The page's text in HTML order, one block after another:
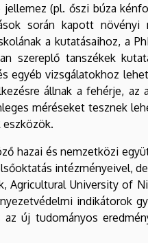
(pl. őszi búza
során kapott
a kutatásaihoz, a
szereplő tanszékek
egyéb vizsgálatokhoz
állnak a fehérje,
méréseket tesznek
eszközök.
hazai és nemzetközi
University of
indikátorok
új tudományos